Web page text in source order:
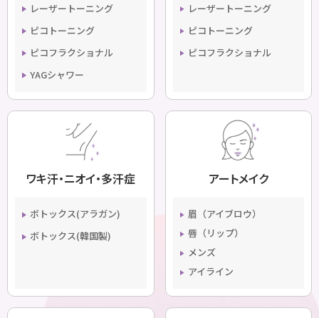
レーザートーニング
ピコトーニング
ピコフラクショナル
YAGシャワー
レーザートーニング
ピコトーニング
ピコフラクショナル
ワキ汗・ニオイ・多汗症
ボトックス(アラガン)
ボトックス(韓国製)
アートメイク
眉（アイブロウ）
唇（リップ）
メンズ
アイライン